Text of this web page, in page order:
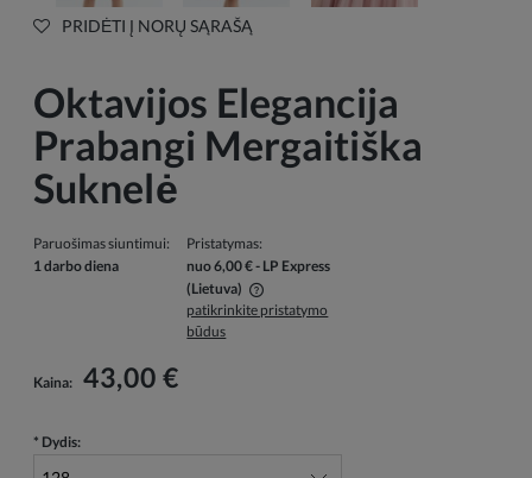
PRIDĖTI Į NORŲ SĄRAŠĄ
Oktavijos Elegancija
Prabangi Mergaitiška
Suknelė
Paruošimas siuntimui:
1 darbo diena
Pristatymas:
nuo 6,00 €- LP Express
(Lietuva)
Į kainą neįskaičiuotos galimos mokėjimo išlaidos
patikrinkite pristatymo
būdus
Kaina: 43,00 €
* Dydis: